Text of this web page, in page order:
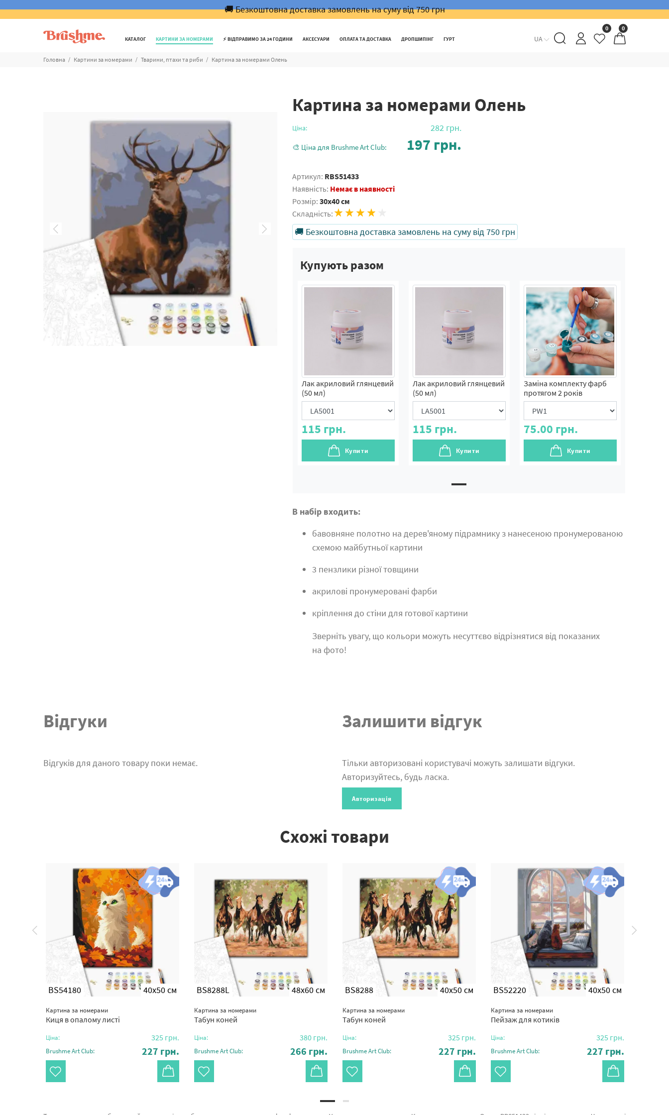
🚚 Безкоштовна доставка замовлень на суму від 750 грн
КАТАЛОГ КАРТИНИ ЗА НОМЕРАМИ ⚡️ ВІДПРАВИМО ЗА 24 ГОДИНИ АКСЕСУАРИ ОПЛАТА ТА ДОСТАВКА ДРОПШИПІНГ ГУРТ UA
0 0
Головна Картини за номерами Тварини, птахи та риби Картина за номерами Олень
Картина за номерами Олень
Ціна: 282 грн.
🎨 Ціна для Brushme Art Club: 197 грн.
Артикул: RBS51433
Наявність: Немає в наявності
Розмір: 30x40 см
Складність:
🚚 Безкоштовна доставка замовлень на суму від 750 грн
Купують разом
Лак акриловий глянцевий
(50 мл)
115 грн.
Купити
Лак акриловий глянцевий
(50 мл)
115 грн.
Купити
Заміна комплекту фарб
протягом 2 років
75.00 грн.
Купити
В набір входить:
бавовняне полотно на дерев'яному підрамнику з нанесеною пронумерованою
схемою майбутньої картини
3 пензлики різної товщини
акрилові пронумеровані фарби
кріплення до стіни для готової картини
Зверніть увагу, що кольори можуть несуттєво відрізнятися від показаних
на фото!
Відгуки
Відгуків для даного товару поки немає.
Залишити відгук
Тільки авторизовані користувачі можуть залишати відгуки.
Авторизуйтесь, будь ласка.
Авторизація
Схожі товари
BS54180 40x50 см
Картина за номерами
Киця в опалому листі
Ціна: 325 грн.
Brushme Art Club: 227 грн.
BS8288L 48x60 см
Картина за номерами
Табун коней
Ціна: 380 грн.
Brushme Art Club: 266 грн.
BS8288 40x50 см
Картина за номерами
Табун коней
Ціна: 325 грн.
Brushme Art Club: 227 грн.
BS52220 40x50 см
Картина за номерами
Пейзаж для котиків
Ціна: 325 грн.
Brushme Art Club: 227 грн.